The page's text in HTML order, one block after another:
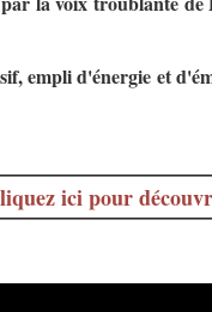
empli d'énergie et
ici pour